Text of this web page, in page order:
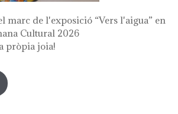
marc de l'exposició “Vers l'aigua” en
Cultural 2026
pròpia joia!
fes la teva joia!